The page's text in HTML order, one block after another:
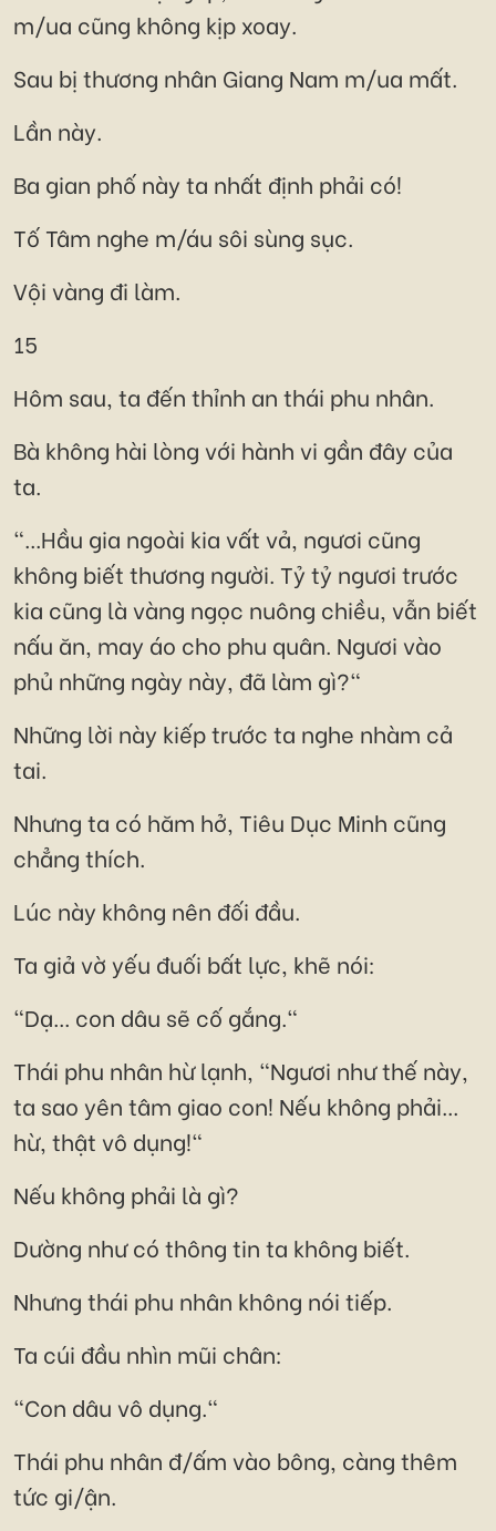
m/ua cũng không kịp xoay.
Sau bị thương nhân Giang Nam m/ua mất.
Lần này.
Ba gian phố này ta nhất định phải có!
Tố Tâm nghe m/áu sôi sùng sục.
Vội vàng đi làm.
15
Hôm sau, ta đến thỉnh an thái phu nhân.
Bà không hài lòng với hành vi gần đây của
ta.
"...Hầu gia ngoài kia vất vả, ngươi cũng
không biết thương người. Tỷ tỷ ngươi trước
kia cũng là vàng ngọc nuông chiều, vẫn biết
nấu ăn, may áo cho phu quân. Ngươi vào
phủ những ngày này, đã làm gì?"
Những lời này kiếp trước ta nghe nhàm cả
tai.
Nhưng ta có hăm hở, Tiêu Dục Minh cũng
chẳng thích.
Lúc này không nên đối đầu.
Ta giả vờ yếu đuối bất lực, khẽ nói:
"Dạ... con dâu sẽ cố gắng."
Thái phu nhân hừ lạnh, "Ngươi như thế này,
ta sao yên tâm giao con! Nếu không phải...
hừ, thật vô dụng!"
Nếu không phải là gì?
Dường như có thông tin ta không biết.
Nhưng thái phu nhân không nói tiếp.
Ta cúi đầu nhìn mũi chân:
"Con dâu vô dụng."
Thái phu nhân đ/ấm vào bông, càng thêm
tức gi/ận.